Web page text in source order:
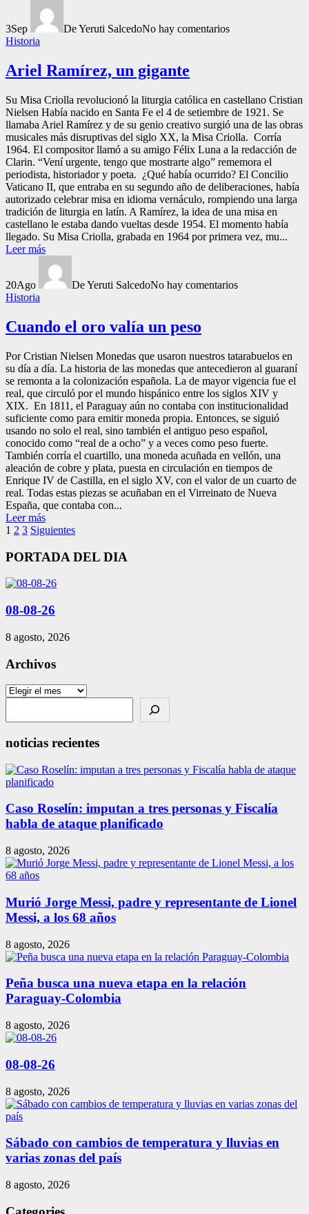
3Sep De Yeruti SalcedoNo hay comentarios
Historia
Ariel Ramírez, un gigante
Su Misa Criolla revolucionó la liturgia católica en castellano Cristian
Nielsen Había nacido en Santa Fe el 4 de setiembre de 1921. Se
llamaba Ariel Ramírez y de su genio creativo surgió una de las obras
musicales más disruptivas del siglo XX, la Misa Criolla. Corría
1964. El compositor llamó a su amigo Félix Luna a la redacción de
Clarin. “Vení urgente, tengo que mostrarte algo” rememora el
periodista, historiador y poeta. ¿Qué había ocurrido? El Concilio
Vaticano II, que entraba en su segundo año de deliberaciones, había
autorizado celebrar misa en idioma vernáculo, rompiendo una larga
tradición de liturgia en latín. A Ramírez, la idea de una misa en
castellano le estaba dando vueltas desde 1954. El momento había
llegado. Su Misa Criolla, grabada en 1964 por primera vez, mu...
Leer más
20Ago De Yeruti SalcedoNo hay comentarios
Historia
Cuando el oro valía un peso
Por Cristian Nielsen Monedas que usaron nuestros tatarabuelos en
su día a día. La historia de las monedas que antecedieron al guaraní
se remonta a la colonización española. La de mayor vigencia fue el
real, que circuló por el mundo hispánico entre los siglos XIV y
XIX. En 1811, el Paraguay aún no contaba con institucionalidad
suficiente como para emitir moneda propia. Entonces, se siguió
usando no solo el real, sino también el antiguo peso español,
conocido como “real de a ocho” y a veces como peso fuerte.
También corría el cuartillo, una moneda acuñada en vellón, una
aleación de cobre y plata, puesta en circulación en tiempos de
Enrique IV de Castilla, en el siglo XV, con el valor de un cuarto de
real. Todas estas piezas se acuñaban en el Virreinato de Nueva
España, que contaba con...
Leer más
Paginación
de
1 2 3 Siguientes
PORTADA DEL DIA
08-08-26
8 agosto, 2026
Archivos
Archivos
noticias recientes
Caso Roselín: imputan a tres personas y Fiscalía
habla de ataque planificado
8 agosto, 2026
Murió Jorge Messi, padre y representante de Lionel
Messi, a los 68 años
8 agosto, 2026
Peña busca una nueva etapa en la relación
Paraguay-Colombia
8 agosto, 2026
08-08-26
8 agosto, 2026
Sábado con cambios de temperatura y lluvias en
varias zonas del país
8 agosto, 2026